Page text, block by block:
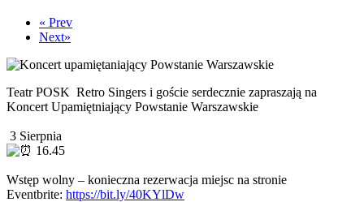
« Prev
Next»
Teatr POSK Retro Singers i goście serdecznie zapraszają na
Koncert Upamiętniający Powstanie Warszawskie
3 Sierpnia
16.45
Wstęp wolny – konieczna rezerwacja miejsc na stronie
Eventbrite: https://bit.ly/40KYlDw